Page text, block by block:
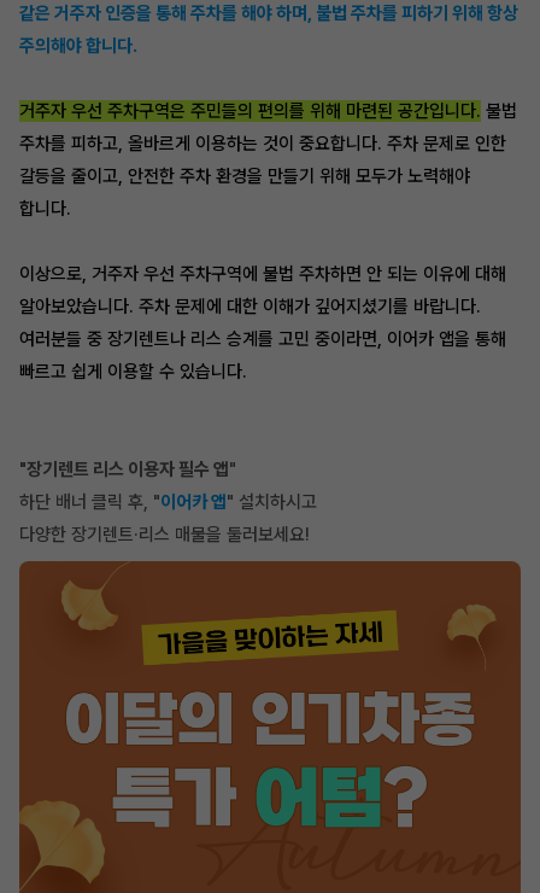
같은 거주자 인증을 통해 주차를 해야 하며, 불법 주차를 피하기 위해 항상
주의해야 합니다.
거주자 우선 주차구역은 주민들의 편의를 위해 마련된 공간입니다. 불법
주차를 피하고, 올바르게 이용하는 것이 중요합니다. 주차 문제로 인한
갈등을 줄이고, 안전한 주차 환경을 만들기 위해 모두가 노력해야
합니다.
이상으로, 거주자 우선 주차구역에 불법 주차하면 안 되는 이유에 대해
알아보았습니다. 주차 문제에 대한 이해가 깊어지셨기를 바랍니다.
여러분들 중 장기렌트나 리스 승계를 고민 중이라면, 이어카 앱을 통해
빠르고 쉽게 이용할 수 있습니다.
"장기렌트 리스 이용자 필수 앱 "
하단 배너 클릭 후, "이어카 앱" 설치하시고
다양한 장기렌트·리스 매물을 둘러보세요!